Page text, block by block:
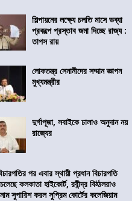
শিল্পায়নের লক্ষ্যে চলতি মাসে ভব্যা
প্রকল্পে প্রস্তাব জমা দিচ্ছে রাজ্য :
তাপস রায়
লোকতন্ত্র সেনানীদের সম্মান জ্ঞাপন
মুখ্যমন্ত্রীর
দুর্গাপূজা, সবাইকে ঢালাও অনুদান নয়
রাজ্যের
পর এবার স্থায়ী প্রধান বিচারপতি
কলকাতা হাইকোর্ট, রবীন্দ্র বিঠ্ঠলরাও
সুপারিশ করল সুপ্রিম কোর্টের কলেজিয়াম